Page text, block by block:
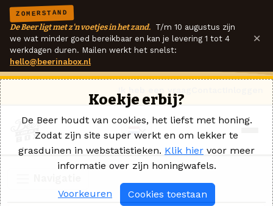
ZOMERSTAND
De Beer ligt met z'n voetjes in het zand. T/m 10 augustus zijn
we wat minder goed bereikbaar en kan je levering 1 tot 4
werkdagen duren. Mailen werkt het snelst:
hello@beerinabox.nl
×
Koekje erbij?
De Beer houdt van cookies, het liefst met honing.
Zodat zijn site super werkt en om lekker te
grasduinen in webstatistieken. Klik hier voor meer
informatie over zijn honingwafels.
Voorkeuren Cookies toestaan